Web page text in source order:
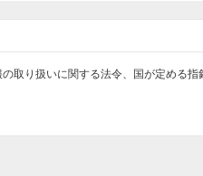
取り扱いに関する法令、国が定める指